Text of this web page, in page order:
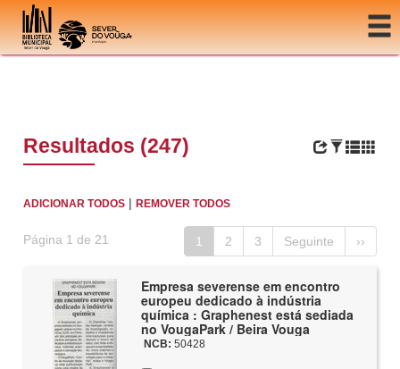
Ir para o conteúdo
Resultados (247)
ADICIONAR TODOS |REMOVER TODOS
Página 1 de 21 1 2 3 Seguinte ››
Empresa severense em encontro
europeu dedicado à indústria
química : Graphenest está sediada
no VougaPark / Beira Vouga
NCB: 50428